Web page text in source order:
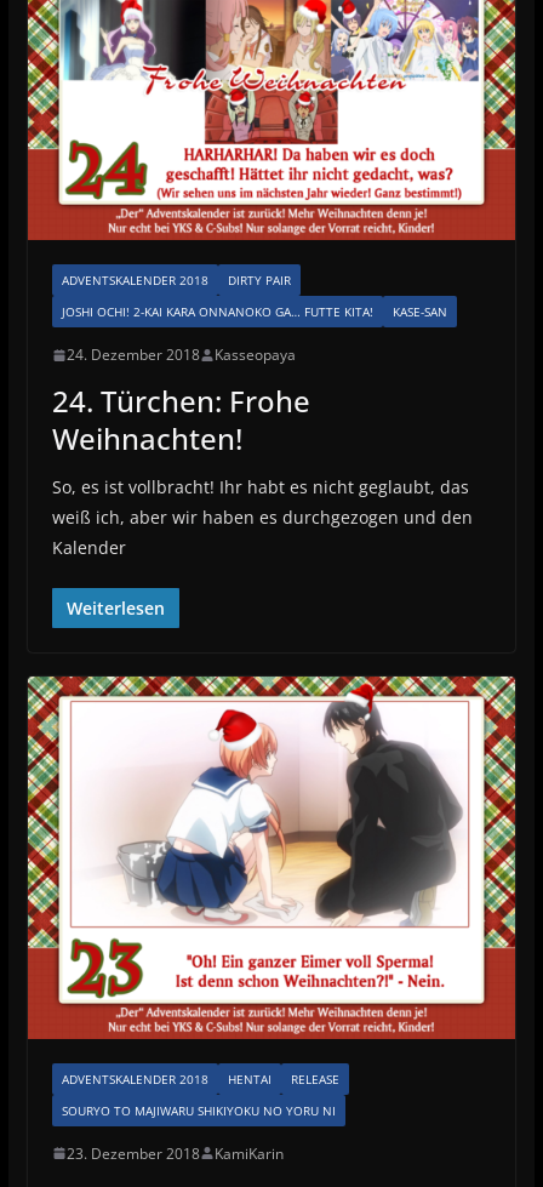
ADVENTSKALENDER 2018
DIRTY PAIR
JOSHI OCHI! 2-KAI KARA ONNANOKO GA… FUTTE KITA!
KASE-SAN
24. Dezember 2018 Kasseopaya
24. Türchen: Frohe
Weihnachten!
So, es ist vollbracht! Ihr habt es nicht geglaubt, das
weiß ich, aber wir haben es durchgezogen und den
Kalender
Weiterlesen
ADVENTSKALENDER 2018 HENTAI
RELEASE
SOURYO TO MAJIWARU SHIKIYOKU NO YORU NI
23. Dezember 2018 KamiKarin